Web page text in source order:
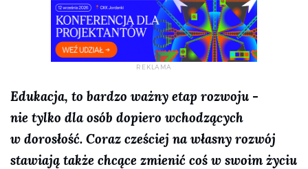
Edukacja, to bardzo ważny etap rozwoju -
nie tylko dla osób dopiero wchodzących
w dorosłość. Coraz cześciej na własny rozwój
stawiają także chcące zmienić coś w swoim życiu